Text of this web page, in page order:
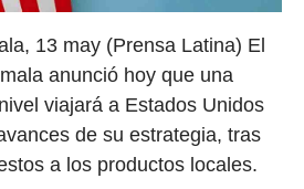
13 may (Prensa Latina) El
anunció hoy que una
viajará a Estados Unidos
de su estrategia, tras
a los productos locales.